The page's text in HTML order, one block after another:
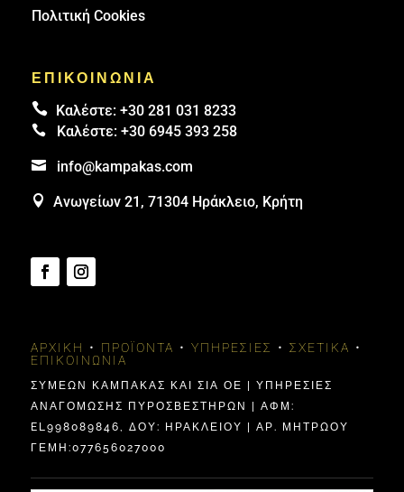
Πολιτική Cookies
ΕΠΙΚΟΙΝΩΝΙΑ
 Καλέστε: +30 281 031 8233
 Καλέστε: +30 6945 393 258
 info@kampakas.com
 Ανωγείων 21, 71304 Ηράκλειο, Κρήτη
ΑΡΧΙΚΉ • ΠΡΟΪΌΝΤΑ • ΥΠΗΡΕΣΊΕΣ • ΣΧΕΤΙΚΆ •
ΕΠΙΚΟΙΝΩΝΊΑ
ΣΥΜΕΩΝ ΚΑΜΠΑΚΑΣ ΚΑΙ ΣΙΑ ΟΕ | ΥΠΗΡΕΣΙΕΣ
ΑΝΑΓΟΜΩΣΗΣ ΠΥΡΟΣΒΕΣΤΗΡΩΝ | ΑΦΜ:
EL998089846, ΔΟΥ: ΗΡΑΚΛΕΊΟΥ | ΑΡ. ΜΗΤΡΩΟΥ
ΓΕΜΗ:077656027000